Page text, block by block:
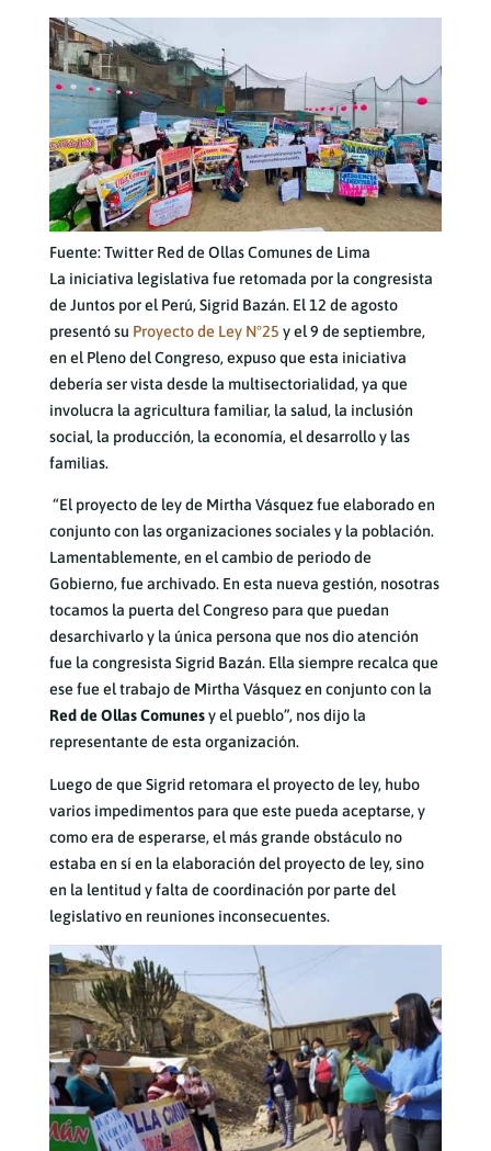
Fuente: Twitter Red de Ollas Comunes de Lima
La iniciativa legislativa fue retomada por la congresista
de Juntos por el Perú, Sigrid Bazán. El 12 de agosto
presentó su Proyecto de Ley N°25 y el 9 de septiembre,
en el Pleno del Congreso, expuso que esta iniciativa
debería ser vista desde la multisectorialidad, ya que
involucra la agricultura familiar, la salud, la inclusión
social, la producción, la economía, el desarrollo y las
familias.
“El proyecto de ley de Mirtha Vásquez fue elaborado en
conjunto con las organizaciones sociales y la población.
Lamentablemente, en el cambio de periodo de
Gobierno, fue archivado. En esta nueva gestión, nosotras
tocamos la puerta del Congreso para que puedan
desarchivarlo y la única persona que nos dio atención
fue la congresista Sigrid Bazán. Ella siempre recalca que
ese fue el trabajo de Mirtha Vásquez en conjunto con la
Red de Ollas Comunesy el pueblo”, nos dijo la
representante de esta organización.
Luego de que Sigrid retomara el proyecto de ley, hubo
varios impedimentos para que este pueda aceptarse, y
como era de esperarse, el más grande obstáculo no
estaba en sí en la elaboración del proyecto de ley, sino
en la lentitud y falta de coordinación por parte del
legislativo en reuniones inconsecuentes.